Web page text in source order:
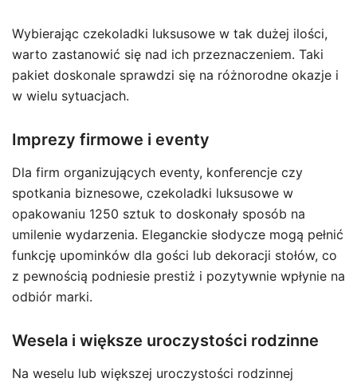
Wybierając czekoladki luksusowe w tak dużej ilości,
warto zastanowić się nad ich przeznaczeniem. Taki
pakiet doskonale sprawdzi się na różnorodne okazje i
w wielu sytuacjach.
Imprezy firmowe i eventy
Dla firm organizujących eventy, konferencje czy
spotkania biznesowe, czekoladki luksusowe w
opakowaniu 1250 sztuk to doskonały sposób na
umilenie wydarzenia. Eleganckie słodycze mogą pełnić
funkcję upominków dla gości lub dekoracji stołów, co
z pewnością podniesie prestiż i pozytywnie wpłynie na
odbiór marki.
Wesela i większe uroczystości rodzinne
Na weselu lub większej uroczystości rodzinnej